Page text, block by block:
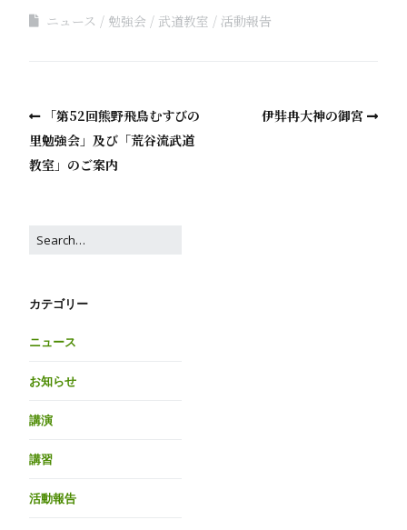
ニュース 勉強会 武道教室 活動報告
「第52回熊野飛鳥むすびの
里勉強会」及び「荒谷流武道
教室」のご案内
伊弉冉大神の御宮
カテゴリー
ニュース
お知らせ
講演
講習
活動報告